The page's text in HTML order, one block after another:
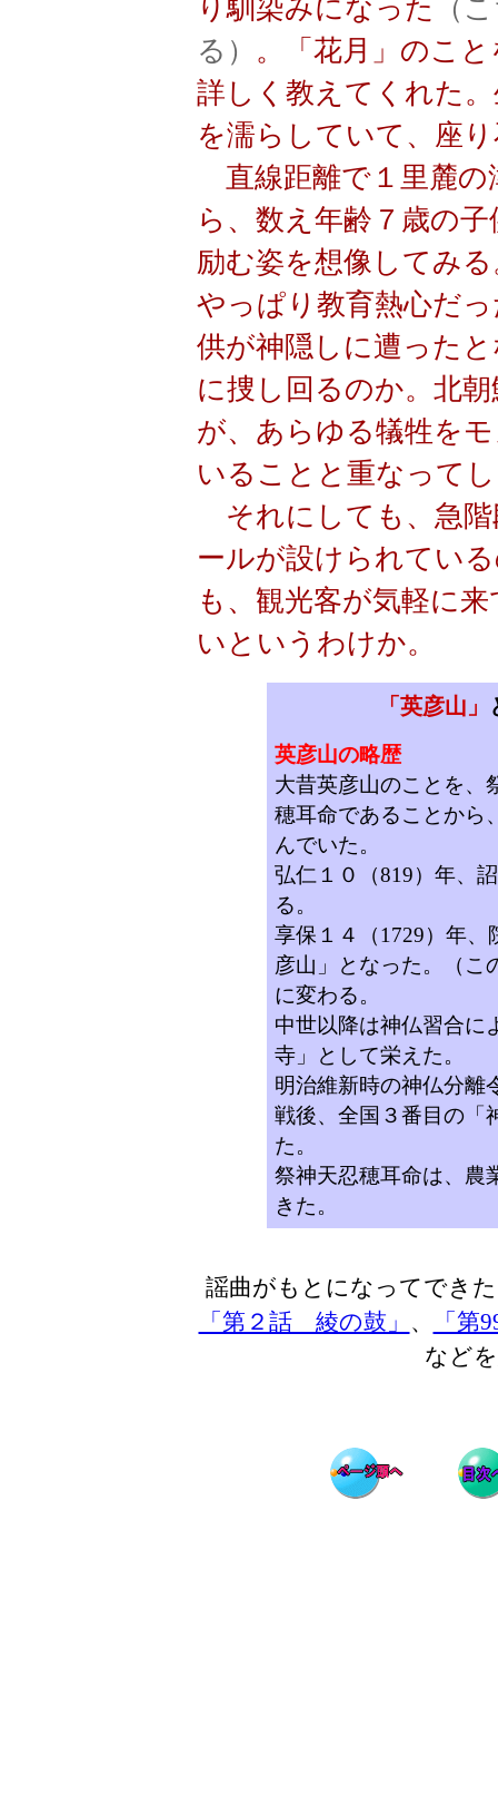
り馴染みになった
（
る） 。「花月」のこ
詳しく教えてくれた
を濡らしていて、座
直線距離で１里麓の
ら、数え年齢７歳の
励む姿を想像してみ
やっぱり教育熱心だ
供が神隠しに遭った
に捜し回るのか。北
が、あらゆる犠牲を
いることと重なって
それにしても、急階
ールが設けられてい
も、観光客が気軽に
いというわけか。
「英彦山」
英彦山の略歴
大昔英彦山のことを、
穂耳命であることから
んでいた。
弘仁１０（819）年、
る。
享保１４（1729）年
彦山」となった。（こ
に変わる。
中世以降は神仏習合に
寺」として栄えた。
明治維新時の神仏分離
戦後、全国３番目の「
た。
祭神天忍穂耳命は、農
きた。
謡曲がもとになってでき
「第２話 綾の鼓」
、
「第
など